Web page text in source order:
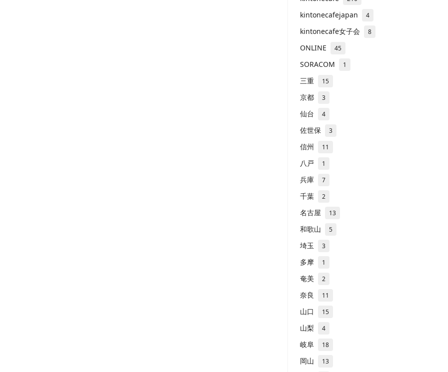
kintonecafejapan 4
kintonecafe女子会 8
ONLINE 45
SORACOM 1
三重 15
京都 3
仙台 4
佐世保 3
信州 11
八戸 1
兵庫 7
千葉 2
名古屋 13
和歌山 5
埼玉 3
多摩 1
奄美 2
奈良 11
山口 15
山梨 4
岐阜 18
岡山 13